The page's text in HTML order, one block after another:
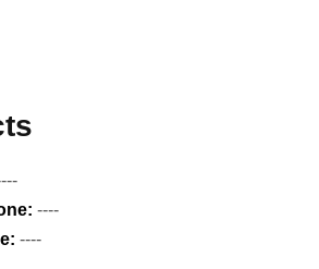
----
----